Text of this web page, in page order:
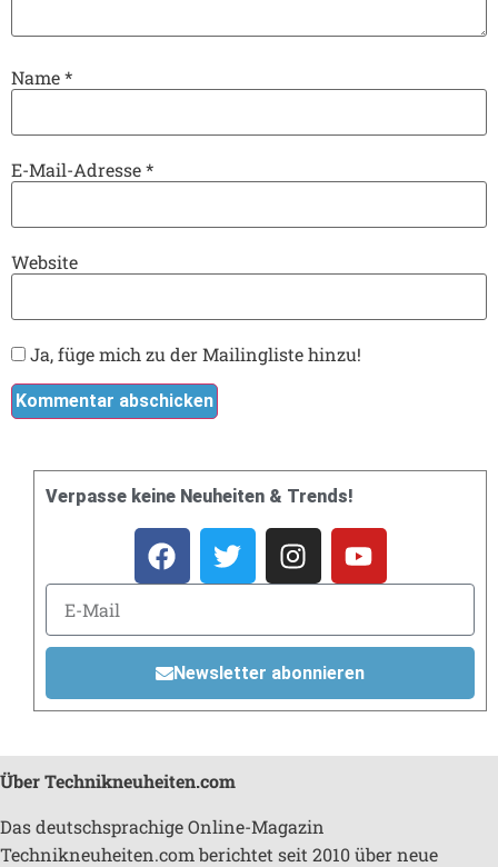
Name*
E-Mail-Adresse*
Website
Ja, füge mich zu der Mailingliste hinzu!
Verpasse keine Neuheiten & Trends!
Newsletter abonnieren
Über Technikneuheiten.com
Das deutschsprachige Online-Magazin
Technikneuheiten.com berichtet seit 2010 über neue